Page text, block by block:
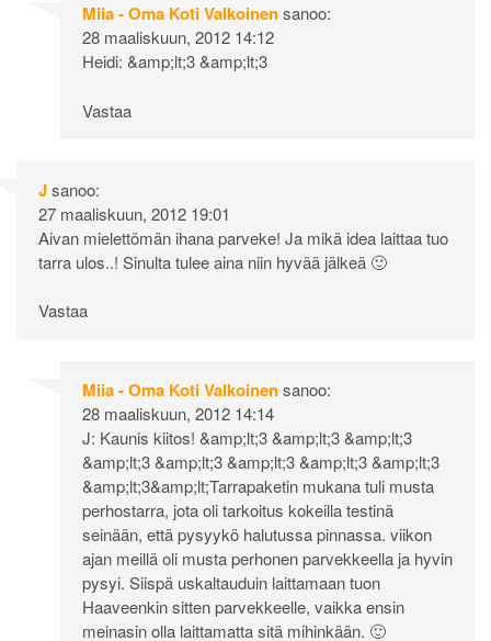
Miia - Oma Koti Valkoinensanoo:
28 maaliskuun, 2012 14:12
Heidi: &amp;lt;3 &amp;lt;3
Vastaa
Jsanoo:
27 maaliskuun, 2012 19:01
Aivan mielettömän ihana parveke! Ja mikä idea laittaa tuo
tarra ulos..! Sinulta tulee aina niin hyvää jälkeä 🙂
Vastaa
Miia - Oma Koti Valkoinensanoo:
28 maaliskuun, 2012 14:14
J: Kaunis kiitos! &amp;lt;3 &amp;lt;3 &amp;lt;3
&amp;lt;3 &amp;lt;3 &amp;lt;3 &amp;lt;3 &amp;lt;3
&amp;lt;3&amp;lt;Tarrapaketin mukana tuli musta
perhostarra, jota oli tarkoitus kokeilla testinä
seinään, että pysyykö halutussa pinnassa. viikon
ajan meillä oli musta perhonen parvekkeella ja hyvin
pysyi. Siispä uskaltauduin laittamaan tuon
Haaveenkin sitten parvekkeelle, vaikka ensin
meinasin olla laittamatta sitä mihinkään. 🙂